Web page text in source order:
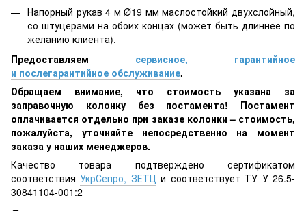
Напорный рукав 4 м Ø19 мм маслостойкий двухслойный,
со штуцерами на обоих концах (может быть длиннее по
желанию клиента).
Предоставляем
сервисное, гарантийное
и послегарантийное обслуживание.
Обращаем внимание, что стоимость указана за
заправочную колонку без постамента! Постамент
оплачивается отдельно при заказе колонки – стоимость,
пожалуйста, уточняйте непосредственно на момент
заказа у наших менеджеров.
Качество товара подтверждено сертификатом
соответствия УкрСепро, ЗЕТЦ и соответствует ТУ У 26.5-
30841104-001:2